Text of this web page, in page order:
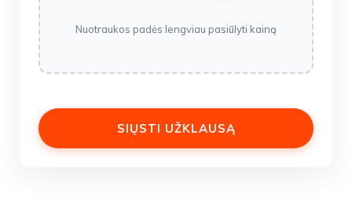
Nuotraukos padės lengviau pasiūlyti kainą